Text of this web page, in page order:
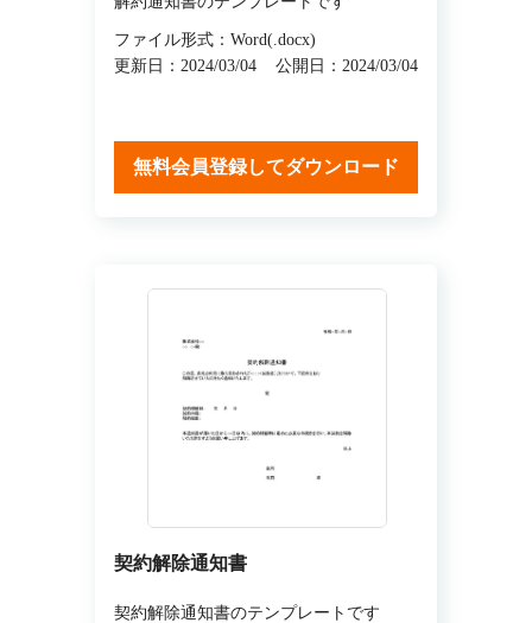
ファイル形式：Word(.docx)
更新日：2024/03/04
公開日：2024/03/04
無料会員登録してダウンロード
契約解除通知書
契約解除通知書のテンプレートです